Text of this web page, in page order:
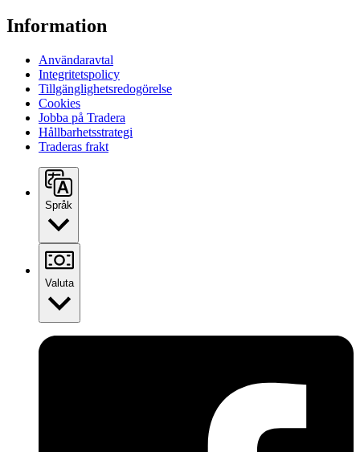
Information
Användaravtal
Integritetspolicy
Tillgänglighetsredogörelse
Cookies
Jobba på Tradera
Hållbarhetsstrategi
Traderas frakt
Språk
Valuta